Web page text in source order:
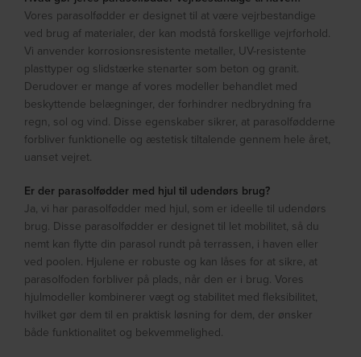
Vores parasolfødder er designet til at være vejrbestandige
ved brug af materialer, der kan modstå forskellige vejrforhold.
Vi anvender korrosionsresistente metaller, UV-resistente
plasttyper og slidstærke stenarter som beton og granit.
Derudover er mange af vores modeller behandlet med
beskyttende belægninger, der forhindrer nedbrydning fra
regn, sol og vind. Disse egenskaber sikrer, at parasolfødderne
forbliver funktionelle og æstetisk tiltalende gennem hele året,
uanset vejret.
Er der parasolfødder med hjul til udendørs brug?
Ja, vi har parasolfødder med hjul, som er ideelle til udendørs
brug. Disse parasolfødder er designet til let mobilitet, så du
nemt kan flytte din parasol rundt på terrassen, i haven eller
ved poolen. Hjulene er robuste og kan låses for at sikre, at
parasolfoden forbliver på plads, når den er i brug. Vores
hjulmodeller kombinerer vægt og stabilitet med fleksibilitet,
hvilket gør dem til en praktisk løsning for dem, der ønsker
både funktionalitet og bekvemmelighed.